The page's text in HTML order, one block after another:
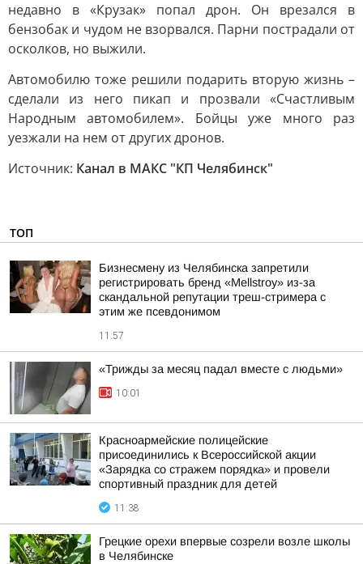
недавно в «Крузак» попал дрон. Он врезался в
бензобак и чудом не взорвался. Парни пострадали от
осколков, но выжили.
Автомобилю тоже решили подарить вторую жизнь –
сделали из него пикап и прозвали «Счастливым
Народным автомобилем». Бойцы уже много раз
уезжали на нем от других дронов.
Источник: Канал в МАКС "КП Челябинск"
ТОП
Бизнесмену из Челябинска запретили
регистрировать бренд «Mellstroy» из-за
скандальной репутации треш-стримера с
этим же псевдонимом
11:57
«Трижды за месяц падал вместе с людьми»
10:01
Красноармейские полицейские
присоединились к Всероссийской акции
«Зарядка со стражем порядка» и провели
спортивный праздник для детей
11:38
Грецкие орехи впервые созрели возле школы
в Челябинске